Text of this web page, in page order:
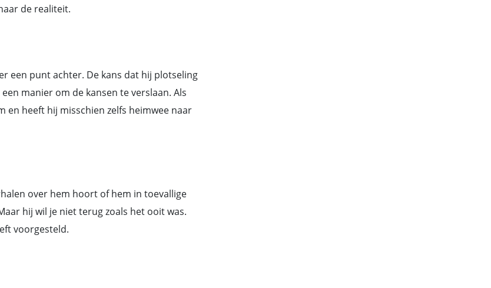
de realiteit.
een punt achter. De kans dat hij plotseling
manier om de kansen te verslaan. Als
en heeft hij misschien zelfs heimwee naar
over hem hoort of hem in toevallige
hij wil je niet terug zoals het ooit was.
voorgesteld.